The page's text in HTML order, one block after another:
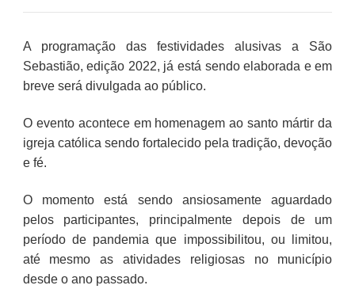
A programação das festividades alusivas a São
Sebastião, edição 2022, já está sendo elaborada e em
breve será divulgada ao público.
O evento acontece em homenagem ao santo mártir da
igreja católica sendo fortalecido pela tradição, devoção
e fé.
O momento está sendo ansiosamente aguardado
pelos participantes, principalmente depois de um
período de pandemia que impossibilitou, ou limitou,
até mesmo as atividades religiosas no município
desde o ano passado.